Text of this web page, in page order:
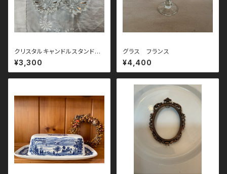
クリスタルキャンドルスタンド
ペア イギリス
¥3,300
グラス フランス
¥4,400